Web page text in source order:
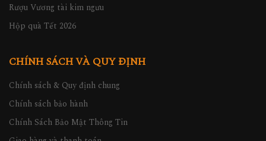
Rượu Vương tài kim ngưu
Hộp quà Tết 2026
CHÍNH SÁCH VÀ QUY ĐỊNH
Chính sách & Quy định chung
Chính sách bảo hành
Chính Sách Bảo Mật Thông Tin